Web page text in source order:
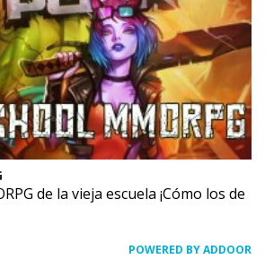
de la vieja escuela ¡Cómo los de
POWERED BY ADDOOR